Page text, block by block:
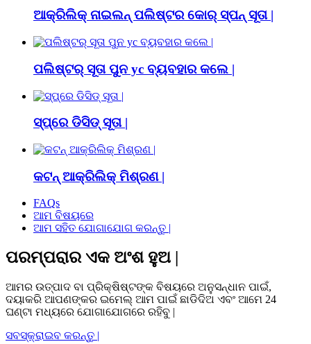
ଆକ୍ରିଲିକ୍ ନାଇଲନ୍ ପଲିଷ୍ଟର କୋର୍ ସ୍ପନ୍ ସୂତା |
ପଲିଷ୍ଟର୍ ସୂତା ପୁନ yc ବ୍ୟବହାର କଲେ |
ସ୍ପ୍ରେ ଡିସିଡ୍ ସୂତା |
କଟନ୍ ଆକ୍ରିଲିକ୍ ମିଶ୍ରଣ |
FAQs
ଆମ ବିଷୟରେ
ଆମ ସହିତ ଯୋଗାଯୋଗ କରନ୍ତୁ |
ପରମ୍ପରାର ଏକ ଅଂଶ ହୁଅ |
ଆମର ଉତ୍ପାଦ ବା ପ୍ରିକ୍ଷିଷ୍ଟଙ୍କ ବିଷୟରେ ଅନୁସନ୍ଧାନ ପାଇଁ,
ଦୟାକରି ଆପଣଙ୍କର ଇମେଲ୍ ଆମ ପାଇଁ ଛାଡିଦିଅ ଏବଂ ଆମେ 24
ଘଣ୍ଟା ମଧ୍ୟରେ ଯୋଗାଯୋଗରେ ରହିବୁ |
ସବସ୍କ୍ରାଇବ କରନ୍ତୁ |